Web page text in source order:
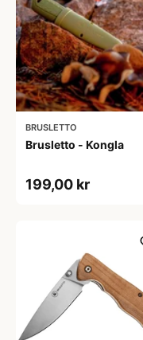
BRUSLETTO
Brusletto - Kongla
199,00 kr